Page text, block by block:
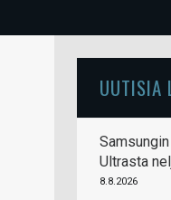
UUTISIA
Ultrasta
8.8.2026